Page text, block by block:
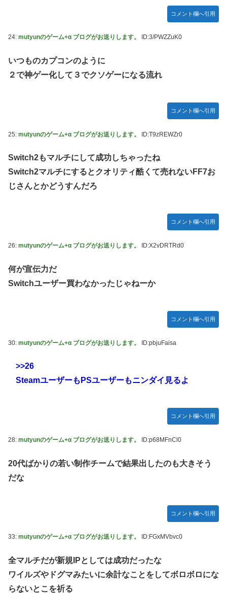
コメント欄へ引用
24: mutyunのゲーム+α ブログがお送りします。 ID:3/PWZZuK0
いつものカプコンのように
２で神ゲー化して３でクソゲーになる流れ
コメント欄へ引用
25: mutyunのゲーム+α ブログがお送りします。 ID:T9zREWZr0
Switch2もマルチにして成功しちゃったね
Switch2マルチにするとクオリティ酷くて売れないFF7お
じさんとかどうすんだろ
コメント欄へ引用
26: mutyunのゲーム+α ブログがお送りします。 ID:X2vDRTRd0
何が宣伝力だ
Switchユーザー買わなかったじゃねーか
コメント欄へ引用
30: mutyunのゲーム+α ブログがお送りします。 ID:pbjuFaisa
>>26
SteamユーザーもPSユーザーもニンダイ見るよ
コメント欄へ引用
28: mutyunのゲーム+α ブログがお送りします。 ID:p68MFnCl0
20代ばかりの若い制作チームで結果出したのも大きそう
だな
コメント欄へ引用
33: mutyunのゲーム+α ブログがお送りします。 ID:FGxMVbvc0
全マルチだが新規IPとしては成功だったな
ワイルズやドグマみたいに余計なことをしてボロボロにな
らないとこを祈る